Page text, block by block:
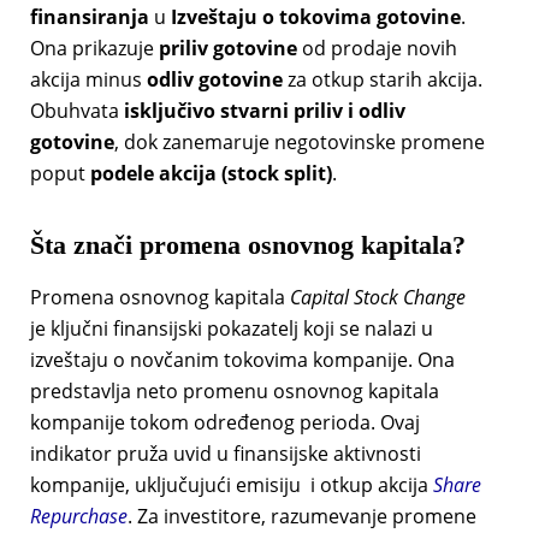
finansiranja u Izveštaju o tokovima gotovine.
Ona prikazuje priliv gotovineod prodaje novih
akcija minus odliv gotovineza otkup starih akcija.
Obuhvata isključivo stvarni priliv i odliv
gotovine, dok zanemaruje negotovinske promene
poput podele akcija (stock split).
Šta znači promena osnovnog kapitala?
Promena osnovnog kapitala Capital Stock Change
je ključni finansijski pokazatelj koji se nalazi u
izveštaju o novčanim tokovima kompanije. Ona
predstavlja neto promenu osnovnog kapitala
kompanije tokom određenog perioda. Ovaj
indikator pruža uvid u finansijske aktivnosti
kompanije, uključujući emisiju i otkup akcija Share
Repurchase. Za investitore, razumevanje promene